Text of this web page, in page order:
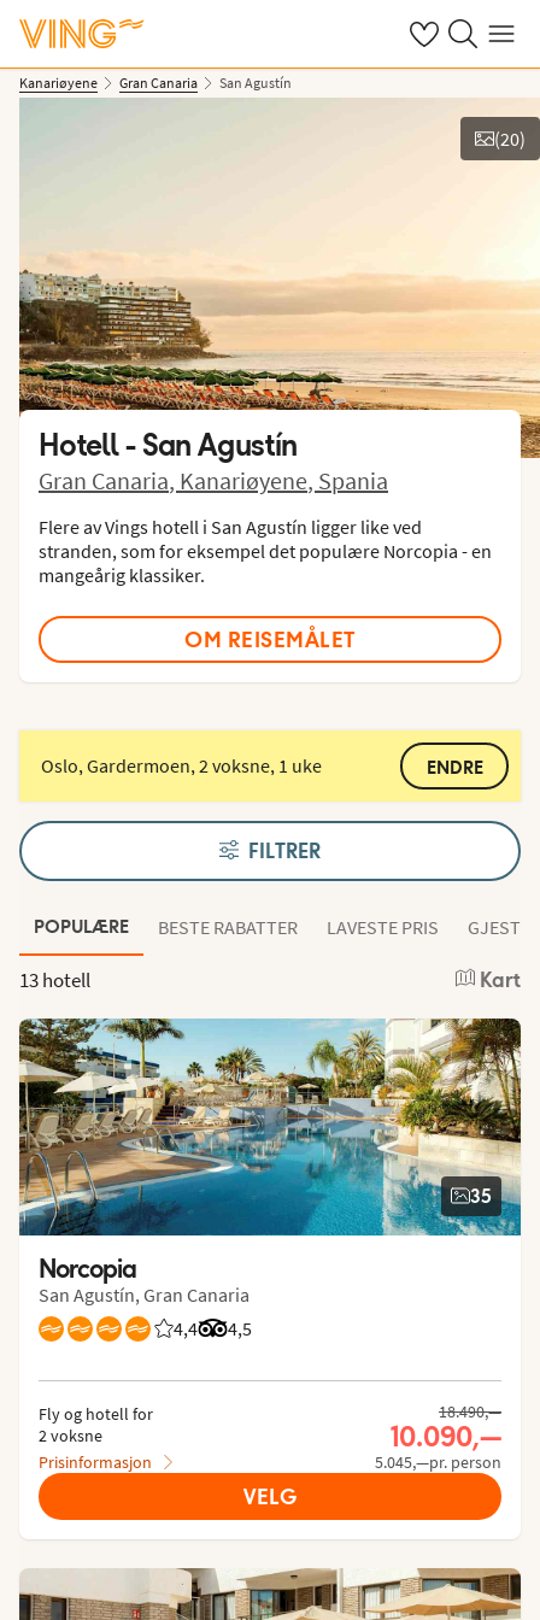
Se dine sparte
Søk påMeny
Kanariøyene Gran Canaria San Agustín
Vis bilder
(20)
Hotell - San Agustín
Gran Canaria, Kanariøyene, Spania
Flere av Vings hotell i San Agustín ligger like ved
stranden, som for eksempel det populære Norcopia - en
mangeårig klassiker.
OM REISEMÅLET
Oslo, Gardermoen, 2 voksne, 1 uke ENDRE
FILTRER
POPULÆRE BESTE RABATTER LAVESTE PRIS
13 hotell Kart
35
Norcopia
San Agustín, Gran Canaria
4,4
Vurdering fra Vings gjester: 4.398/5
4,5
Vurdering fra Tripadvisor: 4.5 of 5
Fly og hotell for
2 voksne
Prisinformasjon
18.490,—
10.090,—
5.045,—pr. person
VELG